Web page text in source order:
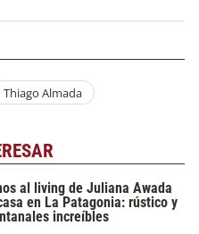
Thiago Almada
al living de Juliana Awada
en La Patagonia: rústico y
increíbles